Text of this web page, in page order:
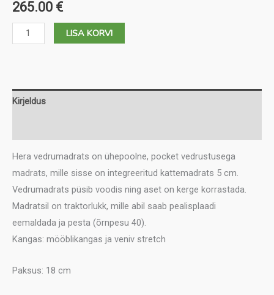
265.00 €
Vedrumadrats
Hera
LISA KORVI
Kirjeldus
Hera vedrumadrats on ühepoolne, pocket vedrustusega
madrats, mille sisse on integreeritud kattemadrats 5 cm.
Vedrumadrats püsib voodis ning aset on kerge korrastada.
Madratsil on traktorlukk, mille abil saab pealisplaadi
eemaldada ja pesta (õrnpesu 40).
Kangas: mööblikangas ja veniv stretch
Paksus: 18 cm